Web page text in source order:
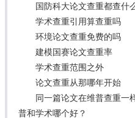
国防科大论文查重都查什
学术查重引用算查重吗
环境论文查重免费的吗
建模国赛论文查重率
学术查重范围之外
论文查重从那哪年开始
同一篇论文在维普查重一
普和学术哪个好？